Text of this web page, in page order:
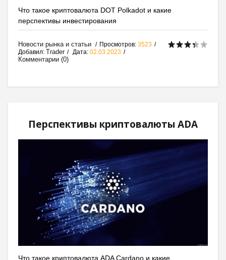
Что такое криптовалюта DOT Polkadot и какие
перспективы инвестирования
Новости рынка и статьи Просмотров: 3523
Добавил: Trader Дата: 02.03.2023
Комментарии (0)
Перспективы криптовалюты ADA
Что такое криптовалюта ADA Cardano и какие